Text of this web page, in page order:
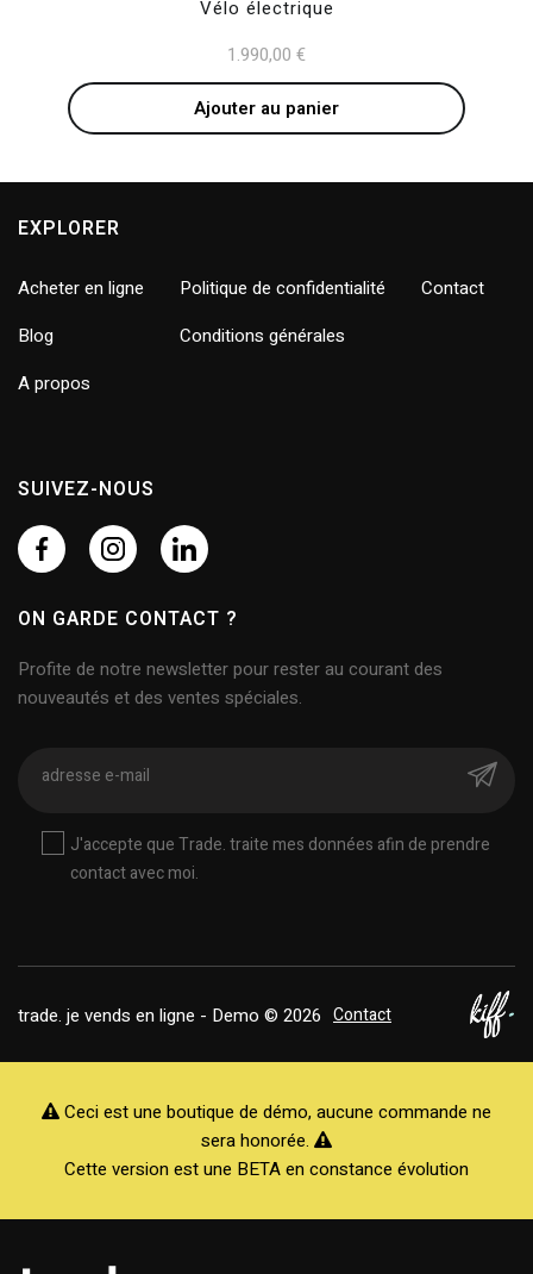
Vélo électrique
1.990,00 €
Ajouter au panier
EXPLORER
Acheter en ligne
Blog
A propos
Politique de confidentialité
Conditions générales
Contact
SUIVEZ-NOUS
ON GARDE CONTACT ?
Profite de notre newsletter pour rester au courant des
nouveautés et des ventes spéciales.
J'accepte que Trade. traite mes données afin de prendre
contact avec moi.
trade. je vends en ligne - Demo © 2026 Contact
Ceci est une boutique de démo, aucune commande ne
sera honorée.
Cette version est une BETA en constance évolution